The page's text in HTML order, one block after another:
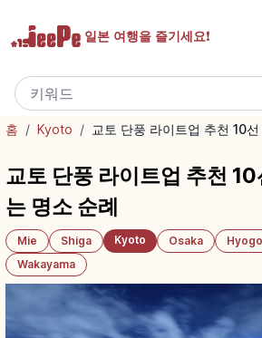
일본 여행을 즐기세요!
홈 / Kyoto / 교토 단풍 라이트업 추천 10
교토 단풍 라이트업 추천
는 명소 순례
Mie Shiga Kyoto Osaka Hyogo
Wakayama